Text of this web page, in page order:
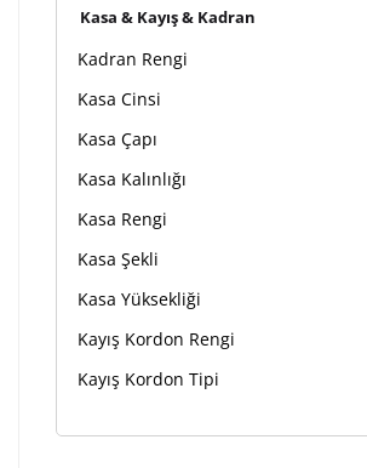
Kasa & Kayış & Kadran
Kadran Rengi
Kasa Cinsi
Kasa Çapı
Kasa Kalınlığı
Kasa Rengi
Kasa Şekli
Kasa Yüksekliği
Kayış Kordon Rengi
Kayış Kordon Tipi